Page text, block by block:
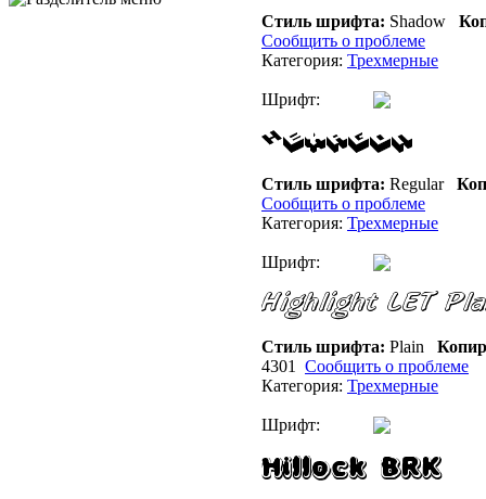
Стиль шрифта: Shadow
Сообщить о проблеме
Категория: Трехмерные
Шрифт:
Стиль шрифта: Regular
Сообщить о проблеме
Категория: Трехмерные
Шрифт:
Стиль шрифта: Plain
4301
Сообщить о проблеме
Категория: Трехмерные
Шрифт: